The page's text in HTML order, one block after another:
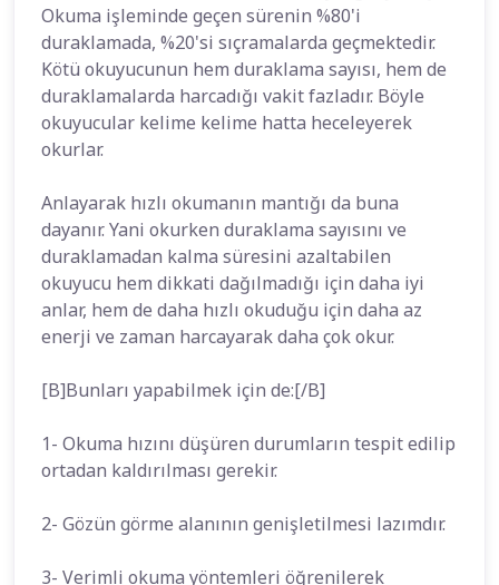
Okuma işleminde geçen sürenin %80'i
duraklamada, %20'si sıçramalarda geçmektedir.
Kötü okuyucunun hem duraklama sayısı, hem de
duraklamalarda harcadığı vakit fazladır. Böyle
okuyucular kelime kelime hatta heceleyerek
okurlar.
Anlayarak hızlı okumanın mantığı da buna
dayanır. Yani okurken duraklama sayısını ve
duraklamadan kalma süresini azaltabilen
okuyucu hem dikkati dağılmadığı için daha iyi
anlar, hem de daha hızlı okuduğu için daha az
enerji ve zaman harcayarak daha çok okur.
[B]Bunları yapabilmek için de:[/B]
1- Okuma hızını düşüren durumların tespit edilip
ortadan kaldırılması gerekir.
2- Gözün görme alanının genişletilmesi lazımdır.
3- Verimli okuma yöntemleri öğrenilerek